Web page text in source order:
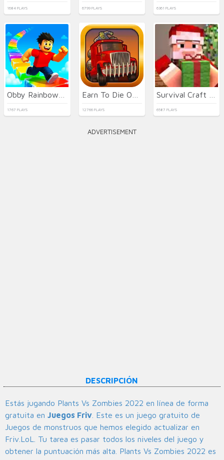
1684 PLAYS 6799 PLAYS 6361 PLAYS
1767 PLAYS 12766 PLAYS 6587 PLAYS
ADVERTISEMENT
DESCRIPCIÓN
Estás jugando Plants Vs Zombies 2022 en línea de forma
gratuita en Juegos Friv . Este es un juego gratuito de
Juegos de monstruos que hemos elegido actualizar en
Friv.LoL. Tu tarea es pasar todos los niveles del juego y
obtener la puntuación más alta. Plants Vs Zombies 2022 es